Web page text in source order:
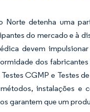
Norte detenha uma
do mercado e à
devem
dos
CGMP e Testes
instalações e
garantem que um